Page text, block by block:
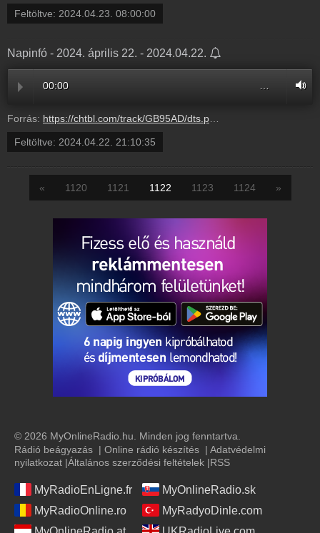
Feltöltve: 2024.04.23. 08:00:00
Napinfó - 2024. április 22. - 2024.04.22.
00:00
Forrás: https://chtbl.com/track/GB95AD/dts.podtrac.com/redirect.mp3/infostart.hu/audio/N2404/N240422.mp3
Feltöltve: 2024.04.22. 21:10:35
« 1120 1121 1122 1123 1124 »
© 2026 MyOnlineRadio.hu. Minden jog fenntartva.
Rádió beágyazás | Online rádió készítés | Adatvédelmi
nyilatkozat |Általános szerződési feltételek |RSS
MyRadioEnLigne.fr
MyOnlineRadio.sk
MyRadioOnline.ro
MyRadyoDinle.com